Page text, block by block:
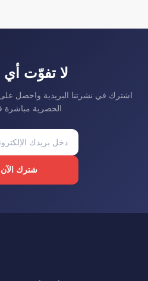
لا تفوّت
اشترك في نشرتنا البريدية واحصل
الحصرية مباشرة
شترك الآن